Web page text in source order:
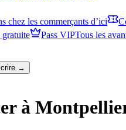
chez les commerçants d’ici
gratuite
Pass VIPTous les
→
à